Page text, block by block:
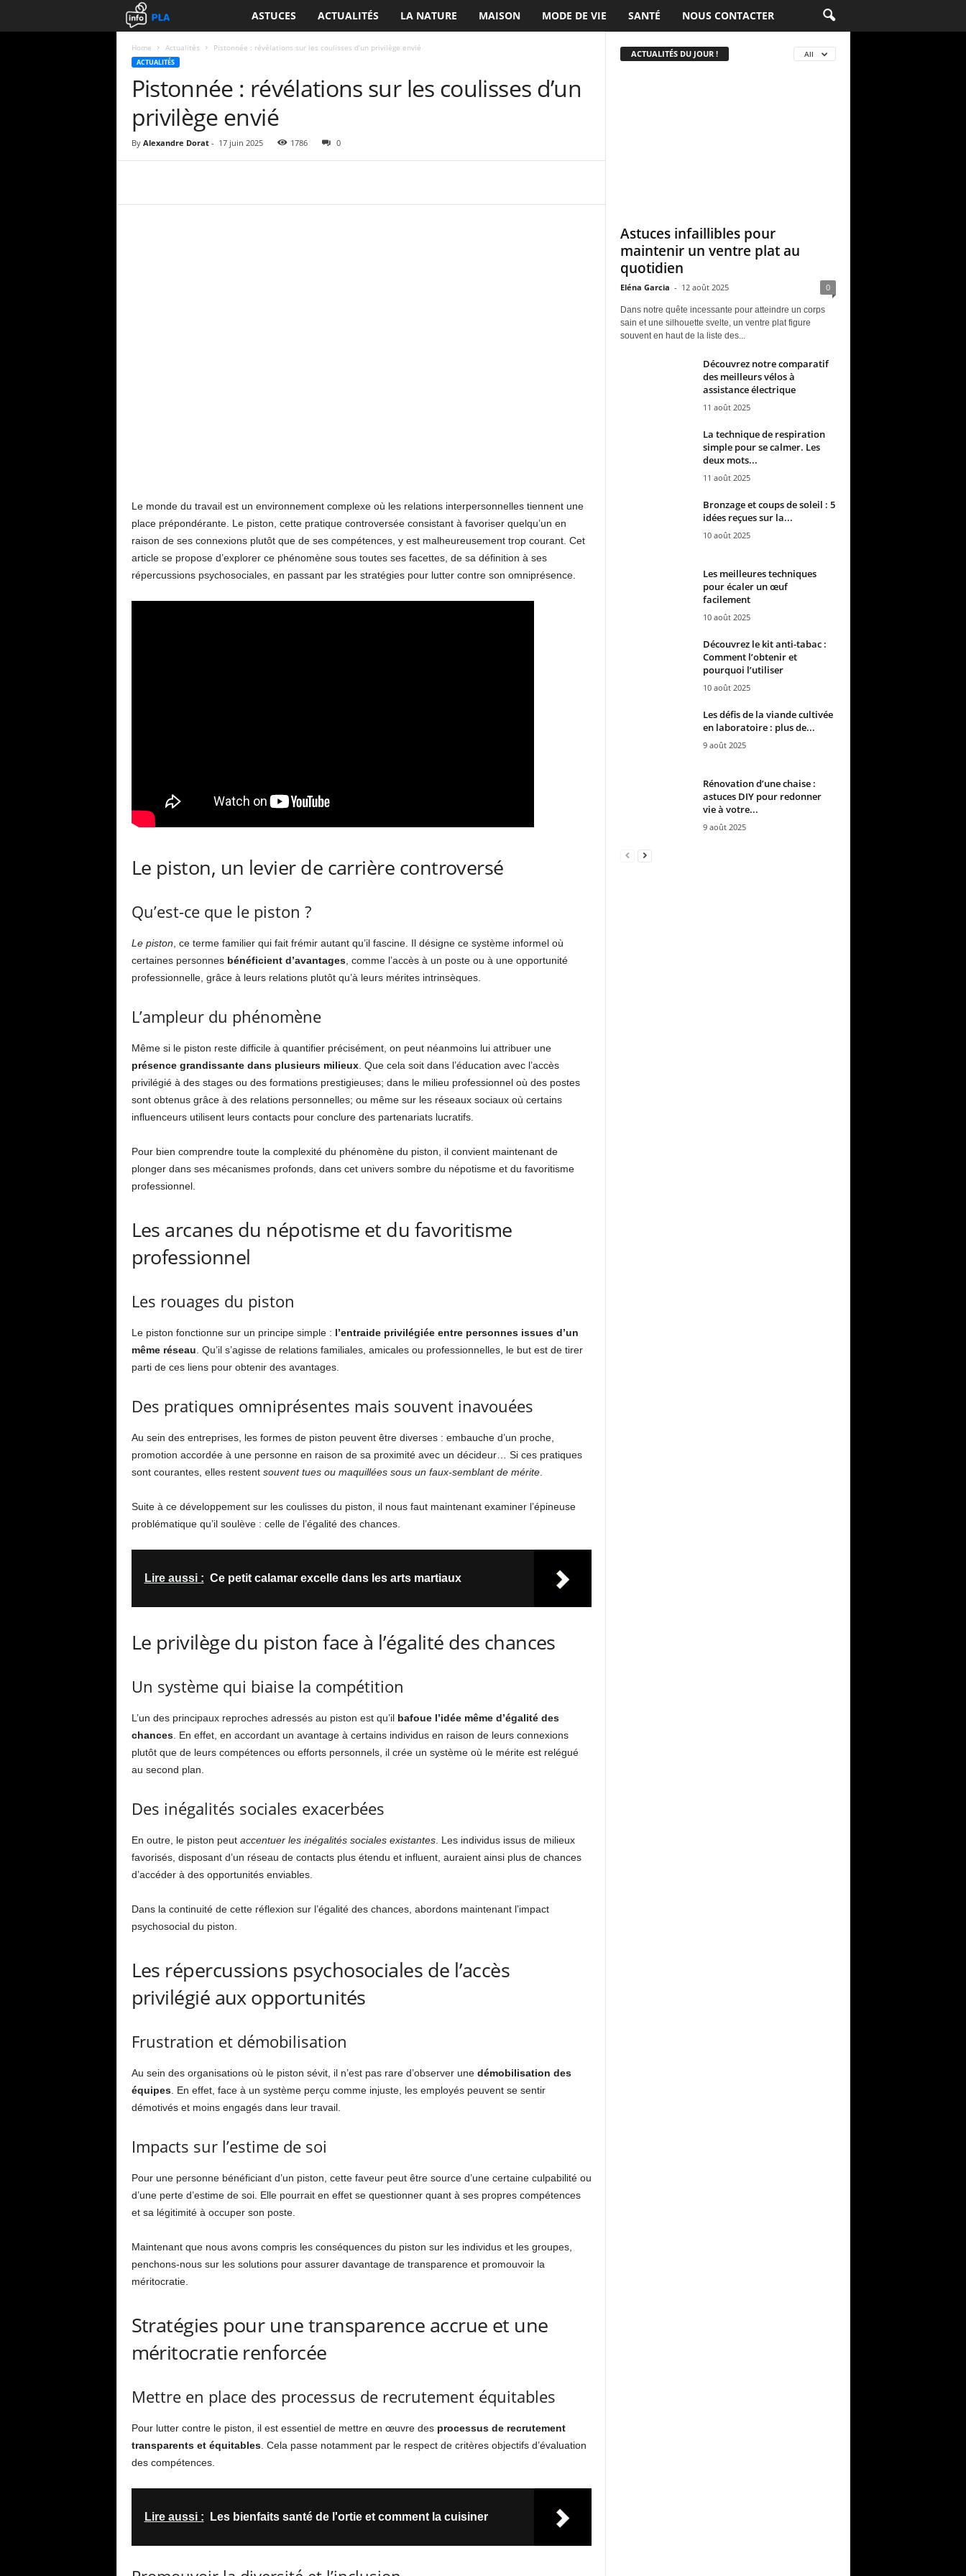
n
P
A
ASTUCES ACTUALITÉS LA NATURE MAISON MODE DE VIE SANTÉ NOUS CONTACTER
Home Actualités Pistonnée : révélations sur les coulisses d’un privilège envié
ACTUALITÉS
Pistonnée : révélations sur les coulisses d’un
privilège envié
By Alexandre Dorat- 17 juin 2025 1786 0
Le monde du travail est un environnement complexe où les relations interpersonnelles tiennent une
place prépondérante. Le piston, cette pratique controversée consistant à favoriser quelqu’un en
raison de ses connexions plutôt que de ses compétences, y est malheureusement trop courant. Cet
article se propose d’explorer ce phénomène sous toutes ses facettes, de sa définition à ses
répercussions psychosociales, en passant par les stratégies pour lutter contre son omniprésence.
Le piston, un levier de carrière controversé
Qu’est-ce que le piston ?
Le piston , ce terme familier qui fait frémir autant qu’il fascine. Il désigne ce système informel où
certaines personnes bénéficient d’avantages, comme l’accès à un poste ou à une opportunité
professionnelle, grâce à leurs relations plutôt qu’à leurs mérites intrinsèques.
L’ampleur du phénomène
Même si le piston reste difficile à quantifier précisément, on peut néanmoins lui attribuer une
présence grandissante dans plusieurs milieux. Que cela soit dans l’éducation avec l’accès
privilégié à des stages ou des formations prestigieuses; dans le milieu professionnel où des postes
sont obtenus grâce à des relations personnelles; ou même sur les réseaux sociaux où certains
influenceurs utilisent leurs contacts pour conclure des partenariats lucratifs.
Pour bien comprendre toute la complexité du phénomène du piston, il convient maintenant de
plonger dans ses mécanismes profonds, dans cet univers sombre du népotisme et du favoritisme
professionnel.
Les arcanes du népotisme et du favoritisme
professionnel
Les rouages du piston
Le piston fonctionne sur un principe simple : l’entraide privilégiée entre personnes issues d’un
même réseau . Qu’il s’agisse de relations familiales, amicales ou professionnelles, le but est de tirer
parti de ces liens pour obtenir des avantages.
Des pratiques omniprésentes mais souvent inavouées
Au sein des entreprises, les formes de piston peuvent être diverses : embauche d’un proche,
promotion accordée à une personne en raison de sa proximité avec un décideur… Si ces pratiques
sont courantes, elles restent souvent tues ou maquillées sous un faux-semblant de mérite.
Suite à ce développement sur les coulisses du piston, il nous faut maintenant examiner l’épineuse
problématique qu’il soulève : celle de l’égalité des chances.
Lire aussi : Ce petit calamar excelle dans les arts martiaux
Le privilège du piston face à l’égalité des chances
Un système qui biaise la compétition
L’un des principaux reproches adressés au piston est qu’il bafoue l’idée même d’égalité des
chances. En effet, en accordant un avantage à certains individus en raison de leurs connexions
plutôt que de leurs compétences ou efforts personnels, il crée un système où le mérite est relégué
au second plan.
Des inégalités sociales exacerbées
En outre, le piston peut accentuer les inégalités sociales existantes. Les individus issus de milieux
favorisés, disposant d’un réseau de contacts plus étendu et influent, auraient ainsi plus de chances
d’accéder à des opportunités enviables.
Dans la continuité de cette réflexion sur l’égalité des chances, abordons maintenant l’impact
psychosocial du piston.
Les répercussions psychosociales de l’accès
privilégié aux opportunités
Frustration et démobilisation
Au sein des organisations où le piston sévit, il n’est pas rare d’observer une démobilisation des
équipes. En effet, face à un système perçu comme injuste, les employés peuvent se sentir
démotivés et moins engagés dans leur travail.
Impacts sur l’estime de soi
Pour une personne bénéficiant d’un piston, cette faveur peut être source d’une certaine culpabilité ou
d’une perte d’estime de soi. Elle pourrait en effet se questionner quant à ses propres compétences
et sa légitimité à occuper son poste.
Maintenant que nous avons compris les conséquences du piston sur les individus et les groupes,
penchons-nous sur les solutions pour assurer davantage de transparence et promouvoir la
méritocratie.
Stratégies pour une transparence accrue et une
méritocratie renforcée
Mettre en place des processus de recrutement équitables
Pour lutter contre le piston, il est essentiel de mettre en œuvre des processus de recrutement
transparents et équitables. Cela passe notamment par le respect de critères objectifs d’évaluation
des compétences.
Lire aussi : Les bienfaits santé de l'ortie et comment la cuisiner
ACTUALITÉS DU JOUR ! All
Astuces infaillibles pour
maintenir un ventre plat au
quotidien
Eléna Garcia - 12 août 2025 0
Dans notre quête incessante pour atteindre un corps
sain et une silhouette svelte, un ventre plat figure
souvent en haut de la liste des...
Découvrez notre comparatif
des meilleurs vélos à
assistance électrique
11 août 2025
La technique de respiration
simple pour se calmer. Les
deux mots...
11 août 2025
Bronzage et coups de soleil : 5
idées reçues sur la...
10 août 2025
Les meilleures techniques
pour écaler un œuf
facilement
10 août 2025
Découvrez le kit anti-tabac :
Comment l’obtenir et
pourquoi l’utiliser
10 août 2025
Les défis de la viande cultivée
en laboratoire : plus de...
9 août 2025
Rénovation d’une chaise :
astuces DIY pour redonner
vie à votre...
9 août 2025